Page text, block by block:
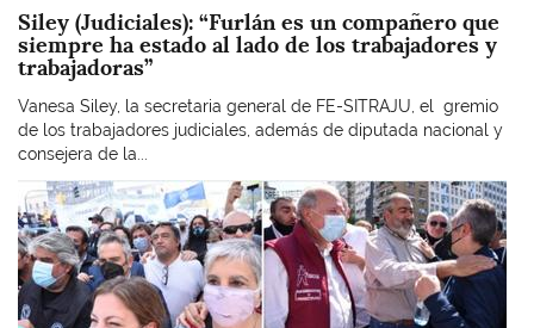
Siley (Judiciales): “Furlán es un compañero que
siempre ha estado al lado de los trabajadores y
trabajadoras”
Vanesa Siley, la secretaria general de FE-SITRAJU, el gremio
de los trabajadores judiciales, además de diputada nacional y
consejera de la...
Imagen